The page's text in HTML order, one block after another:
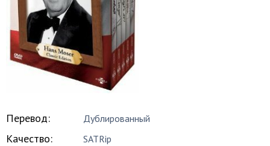
Перевод: Дублированный
Качество: SATRip